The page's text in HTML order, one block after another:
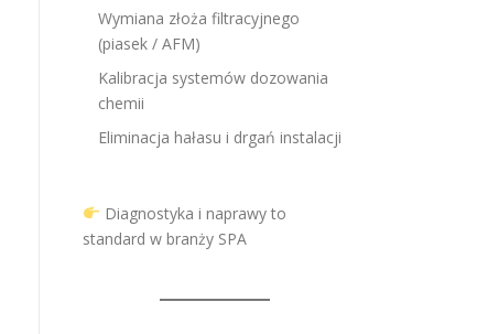
Wymiana złoża filtracyjnego
(piasek / AFM)
Kalibracja systemów dozowania
chemii
Eliminacja hałasu i drgań instalacji
Diagnostyka i naprawy to
standard w branży SPA